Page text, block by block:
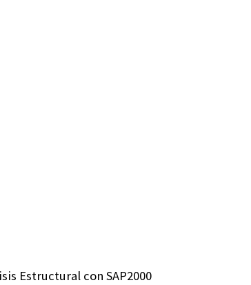
Estructural con SAP2000